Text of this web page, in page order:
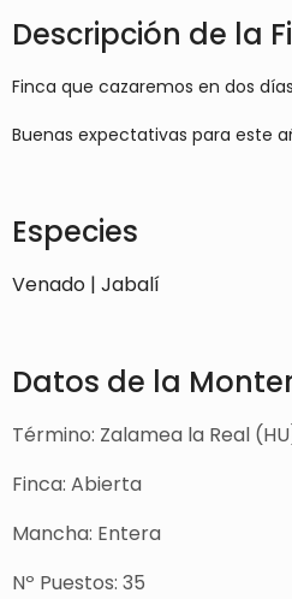
Descripción de la
Finca que cazaremos en dos
Buenas expectativas para este
Especies
Venado | Jabalí
Datos de la
Término: Zalamea la Real
Finca: Abierta
Mancha: Entera
Nº Puestos: 35